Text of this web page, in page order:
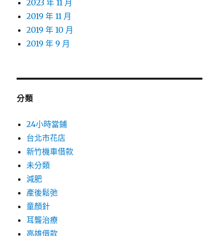
2023 年 11 月
2019 年 11 月
2019 年 10 月
2019 年 9 月
分類
24小時當鋪
台北市花店
新竹機車借款
未分類
減肥
產後鬆弛
童顏針
耳聾治療
高雄借款